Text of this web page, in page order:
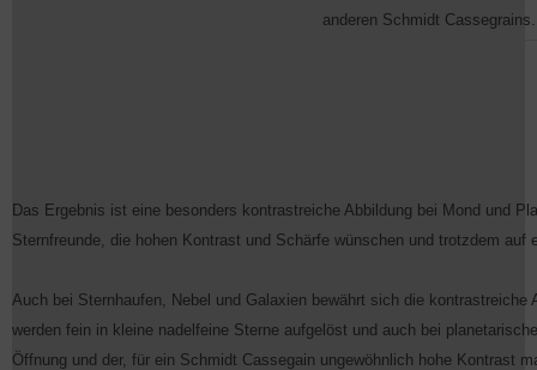
anderen Schmidt Cassegrains.
Das Ergebnis ist eine besonders kontrastreiche Abbildung bei Mond und
Sternfreunde, die hohen Kontrast und Schärfe wünschen und trotzdem
Auch bei Sternhaufen, Nebel und Galaxien bewährt sich die kontrastreiche
werden fein in kleine nadelfeine Sterne aufgelöst und auch bei
Öffnung und der, für ein Schmidt Cassegain ungewöhnlich hohe Kontrast